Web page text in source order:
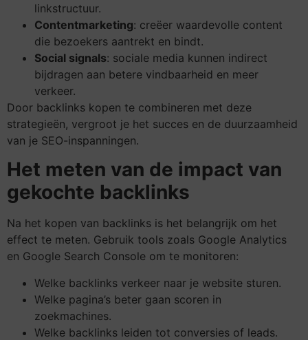
linkstructuur.
Contentmarketing: creëer waardevolle content
die bezoekers aantrekt en bindt.
Social signals: sociale media kunnen indirect
bijdragen aan betere vindbaarheid en meer
verkeer.
Door backlinks kopen te combineren met deze
strategieën, vergroot je het succes en de duurzaamheid
van je SEO-inspanningen.
Het meten van de impact van
gekochte backlinks
Na het kopen van backlinks is het belangrijk om het
effect te meten. Gebruik tools zoals Google Analytics
en Google Search Console om te monitoren:
Welke backlinks verkeer naar je website sturen.
Welke pagina’s beter gaan scoren in
zoekmachines.
Welke backlinks leiden tot conversies of leads.